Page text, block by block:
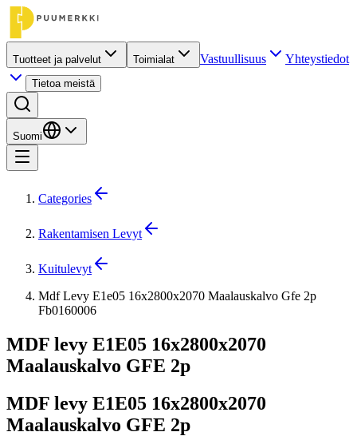
Tuotteet ja palvelut Toimialat Vastuullisuus Yhteystiedot
Tietoa meistä
Suomi
Categories
Rakentamisen Levyt
Kuitulevyt
Mdf Levy E1e05 16x2800x2070 Maalauskalvo Gfe 2p
Fb0160006
MDF levy E1E05 16x2800x2070
Maalauskalvo GFE 2p
MDF levy E1E05 16x2800x2070
Maalauskalvo GFE 2p